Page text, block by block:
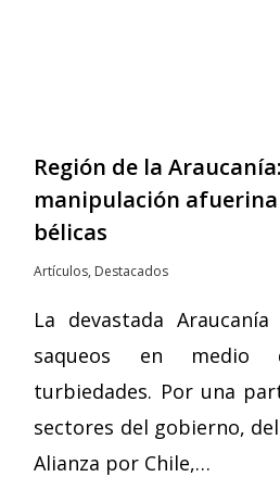
Región de la
manipulación
bélicas
Artículos, Destacados
La devastada
saqueos en medio
turbiedades. Por una
sectores del gobierno,
Alianza por Chile,…